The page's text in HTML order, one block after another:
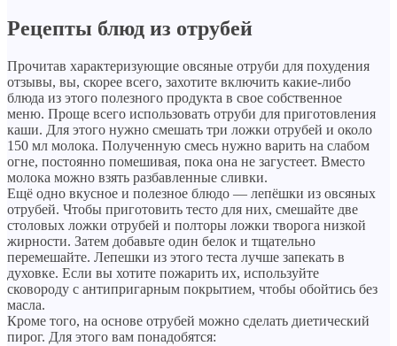
Рецепты блюд из отрубей
Прочитав характеризующие овсяные отруби для похудения
отзывы, вы, скорее всего, захотите включить какие-либо
блюда из этого полезного продукта в свое собственное
меню. Проще всего использовать отруби для приготовления
каши. Для этого нужно смешать три ложки отрубей и около
150 мл молока. Полученную смесь нужно варить на слабом
огне, постоянно помешивая, пока она не загустеет. Вместо
молока можно взять разбавленные сливки.
Ещё одно вкусное и полезное блюдо — лепёшки из овсяных
отрубей. Чтобы приготовить тесто для них, смешайте две
столовых ложки отрубей и полторы ложки творога низкой
жирности. Затем добавьте один белок и тщательно
перемешайте. Лепешки из этого теста лучше запекать в
духовке. Если вы хотите пожарить их, используйте
сковороду с антипригарным покрытием, чтобы обойтись без
масла.
Кроме того, на основе отрубей можно сделать диетический
пирог. Для этого вам понадобятся: